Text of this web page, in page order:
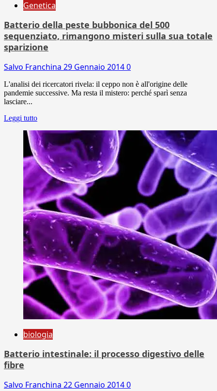
Genetica
Batterio della peste bubbonica del 500
sequenziato, rimangono misteri sulla sua totale
sparizione
Salvo Franchina 29 Gennaio 20140
L'analisi dei ricercatori rivela: il ceppo non è all'origine delle
pandemie successive. Ma resta il mistero: perché sparì senza
lasciare...
Leggi tutto
biologia
Batterio intestinale: il processo digestivo delle
fibre
Salvo Franchina 22 Gennaio 20140